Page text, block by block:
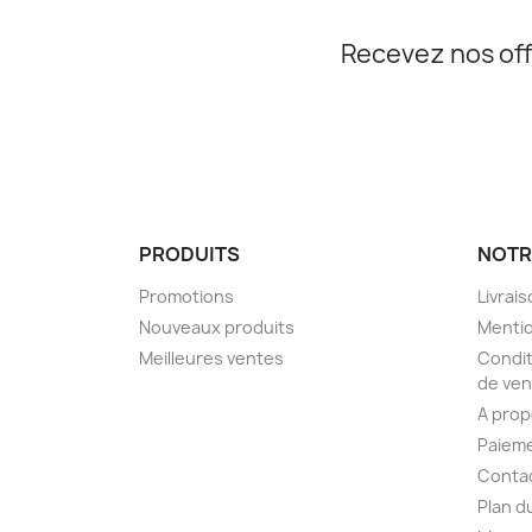
Recevez nos
PRODUITS
Promotions
Nouveaux produits
Meilleures ventes
de
A
Plan